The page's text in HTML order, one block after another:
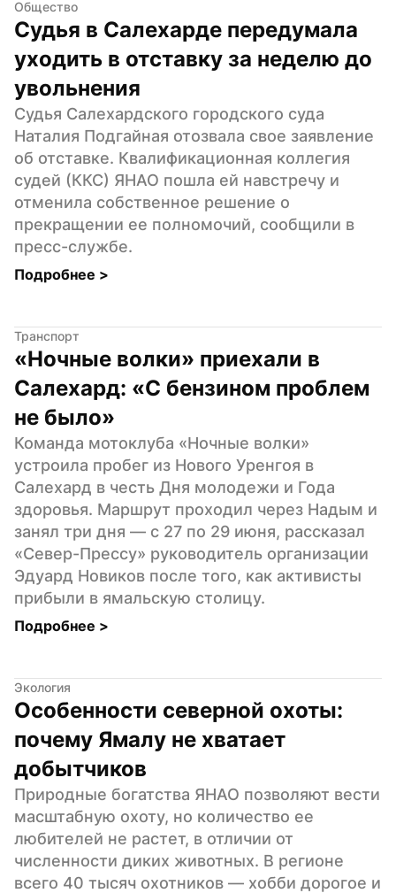
Общество
Судья в Салехарде передумала
уходить в отставку за неделю до
увольнения
Судья Салехардского городского суда
Наталия Подгайная отозвала свое заявление
об отставке. Квалификационная коллегия
судей (ККС) ЯНАО пошла ей навстречу и
отменила собственное решение о
прекращении ее полномочий, сообщили в
пресс-службе.
Подробнее >
Транспорт
«Ночные волки» приехали в
Салехард: «С бензином проблем
не было»
Команда мотоклуба «Ночные волки»
устроила пробег из Нового Уренгоя в
Салехард в честь Дня молодежи и Года
здоровья. Маршрут проходил через Надым и
занял три дня — с 27 по 29 июня, рассказал
«Север-Прессу» руководитель организации
Эдуард Новиков после того, как активисты
прибыли в ямальскую столицу.
Подробнее >
Экология
Особенности северной охоты:
почему Ямалу не хватает
добытчиков
Природные богатства ЯНАО позволяют вести
масштабную охоту, но количество ее
любителей не растет, в отличии от
численности диких животных. В регионе
всего 40 тысяч охотников — хобби дорогое и